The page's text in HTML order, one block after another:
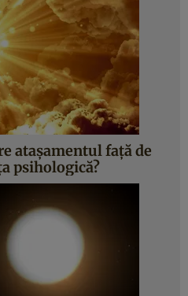
atașamentul față de
psihologică?